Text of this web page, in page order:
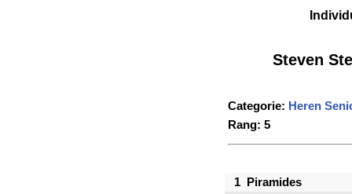
Steven
Categorie: Heren
Rang: 5
1
Piramides